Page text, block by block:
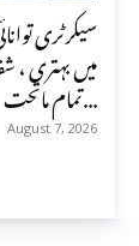
سیکرٹری
میں بہتری
تمام ماتحت...
August 7, 2026